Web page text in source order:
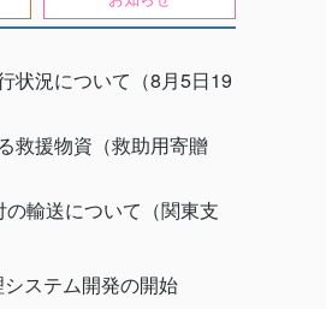
状況について（8月5日19
救援物資（救助用寄贈
輸送について（関東支
ステム開発の開始